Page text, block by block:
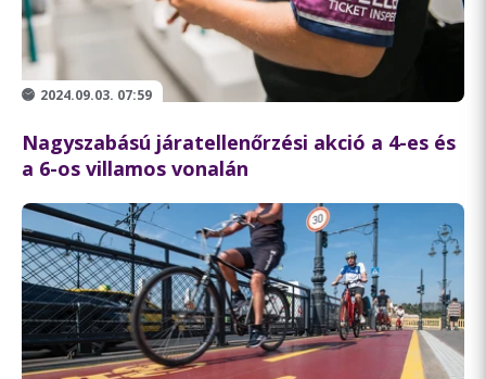
2024.09.03. 07:59
Nagyszabású járatellenőrzési akció a 4-es és
a 6-os villamos vonalán